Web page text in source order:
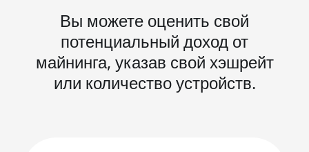
Вы можете оценить свой
потенциальный доход от
майнинга, указав свой хэшрейт
или количество устройств.